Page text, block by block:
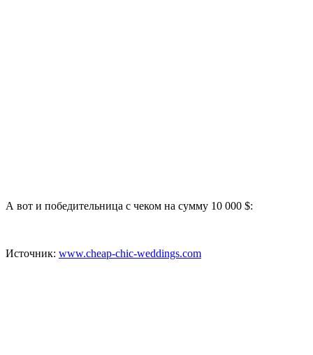
А вот и победительница с чеком на сумму 10 000 $:
Источник: www.cheap-chic-weddings.com